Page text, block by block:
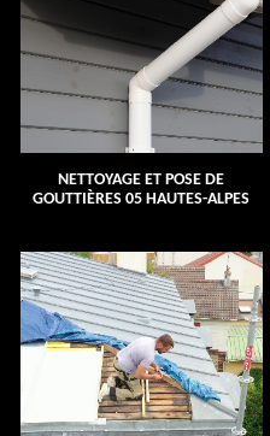
NETTOYAGE ET POSE DE
GOUTTIÈRES 05 HAUTES-ALPES